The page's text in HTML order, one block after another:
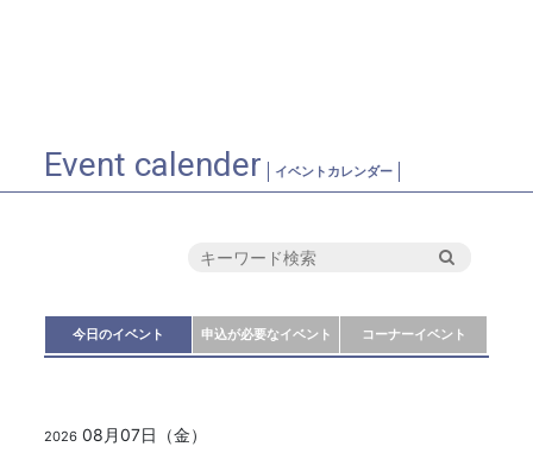
Event calender イベントカレンダー
今日のイベント 申込が必要なイベント コーナーイベント
2026 08月07日（金）